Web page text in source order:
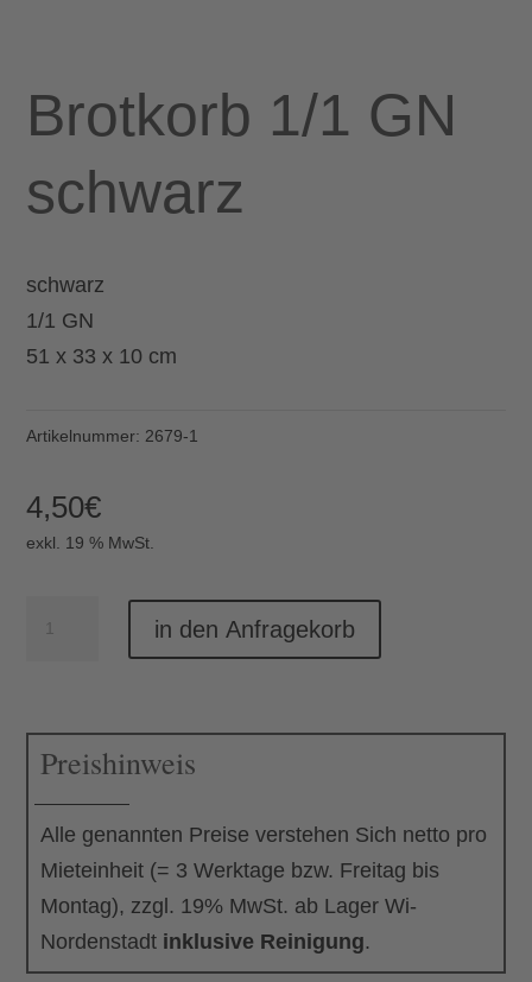
Brotkorb 1/1 GN
schwarz
schwarz
1/1 GN
51 x 33 x 10 cm
Artikelnummer: 2679-1
4,50€
exkl. 19 % MwSt.
Menge
in den Anfragekorb
Preishinweis
Alle genannten Preise verstehen Sich netto pro
Mieteinheit (= 3 Werktage bzw. Freitag bis
Montag), zzgl. 19% MwSt. ab Lager Wi-
Nordenstadt inklusive Reinigung.